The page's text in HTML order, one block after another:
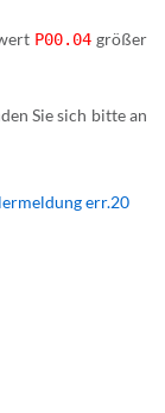
P00.04 größer
Sie sich bitte an
err.20